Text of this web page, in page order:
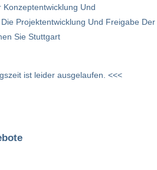
Und
Projektentwicklung Und Freigabe Der
Sie Stuttgart
ist leider ausgelaufen. <<<